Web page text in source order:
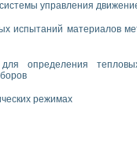
приборов
нагрузок
с
управления
испытаний материалов
определения
режимах